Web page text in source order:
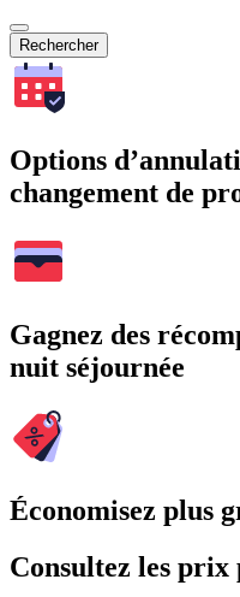
Rechercher
Options
changement de
Gagnez des
nuit séjournée
Économisez plus
Consultez les prix